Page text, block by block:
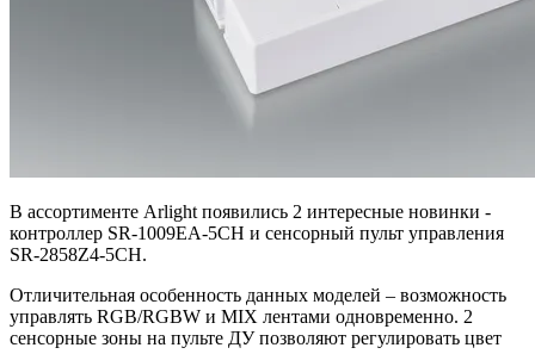
В ассортименте Arlight появились 2 интересные новинки -
контроллер SR-1009EA-5CH и сенсорный пульт управления
SR-2858Z4-5CH.
Отличительная особенность данных моделей – возможность
управлять RGB/RGBW и MIX лентами одновременно. 2
сенсорные зоны на пульте ДУ позволяют регулировать цвет